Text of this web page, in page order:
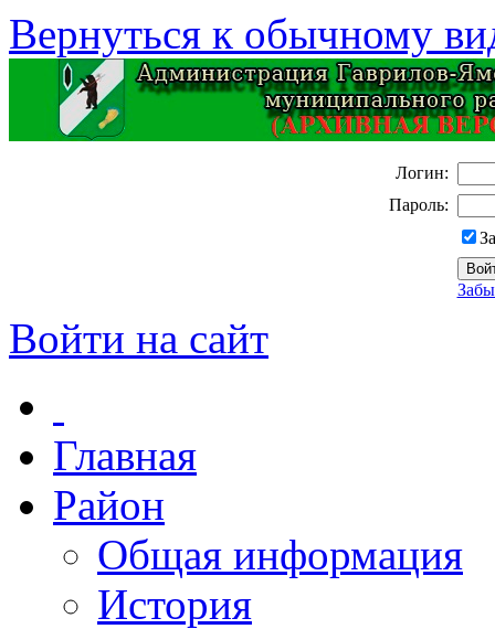
Вернуться к обычному
Логин:
Пароль:
Войти на сайт
Главная
Район
Общая информация
История